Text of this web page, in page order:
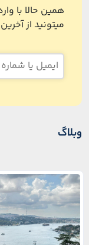
همین حالا با
میتونید از
وبلاگ